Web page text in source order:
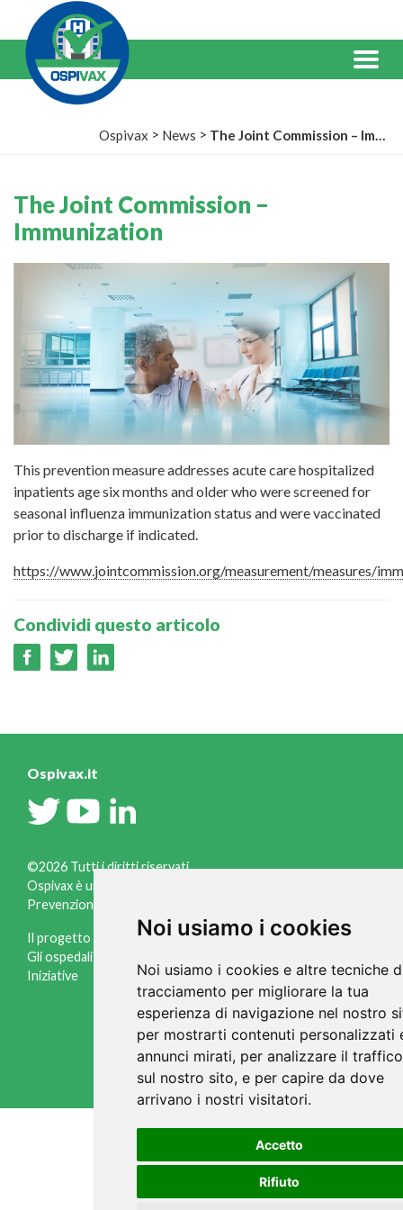
Noi usiamo i cookies
Noi usiamo i cookies e altre tecniche
tracciamento per migliorare la tua
esperienza di navigazione nel nostro
per mostrarti contenuti personalizzati
annunci mirati, per analizzare il traffico
sul nostro sito, e per capire da dove
arrivano i nostri visitatori.
Accetto
Rifiuto
Menu
Ospivax > News > The Joint Commission – Immunization
The Joint Commission –
Immunization
This prevention measure addresses acute care hospitalized
inpatients age six months and older who were screened for
seasonal influenza immunization status and were vaccinated
prior to discharge if indicated.
https://www.jointcommission.org/measurement/measures/
Condividi questo articolo
Ospivax.it
©2026 Tutti i diritti riservati
Ospivax è un progetto a cura dell'Osservatorio Italiano
Prevenzione, via Fleming, 2 - 37135 Verona ( Italia )
Il progetto
Gli ospedali
Iniziative
Informazioni legali
Gestisci cookies
Credits